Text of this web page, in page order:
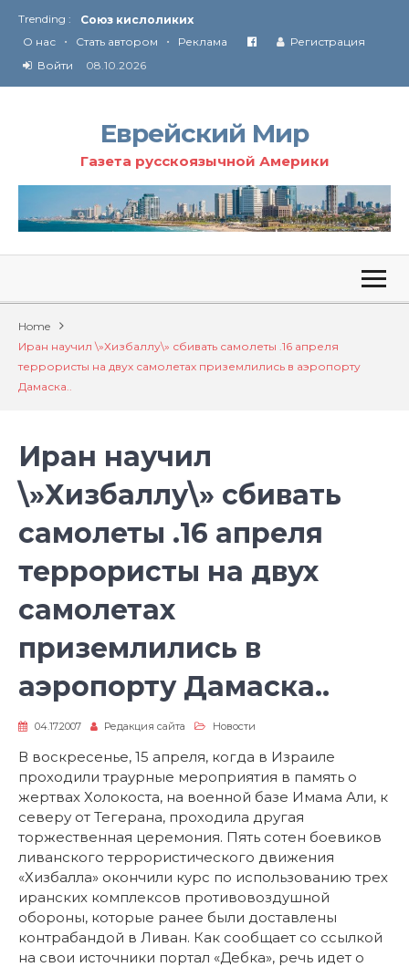
Trending :
Союз кислоликих
Соглашение США с Ираном
Технология Революции в Иране
О нас • Стать автором • Реклама
Регистрация
Войти
08.10.2026
Еврейский Мир
Газета русскоязычной Америки
Home
Иран научил \»Хизбаллу\» сбивать самолеты .16 апреля
террористы на двух самолетах приземлились в аэропорту
Дамаска..
Иран научил
\»Хизбаллу\» сбивать
самолеты .16 апреля
террористы на двух
самолетах
приземлились в
аэропорту Дамаска..
04.17.2007 Редакция сайта Новости
В воскресенье, 15 апреля, когда в Израиле
проходили траурные мероприятия в память о
жертвах Холокоста, на военной базе Имама Али, к
северу от Тегерана, проходила другая
торжественная церемония. Пять сотен боевиков
ливанского террористического движения
«Хизбалла» окончили курс по использованию трех
иранских комплексов противовоздушной
обороны, которые ранее были доставлены
контрабандой в Ливан. Как сообщает со ссылкой
на свои источники портал «Дебка», речь идет о